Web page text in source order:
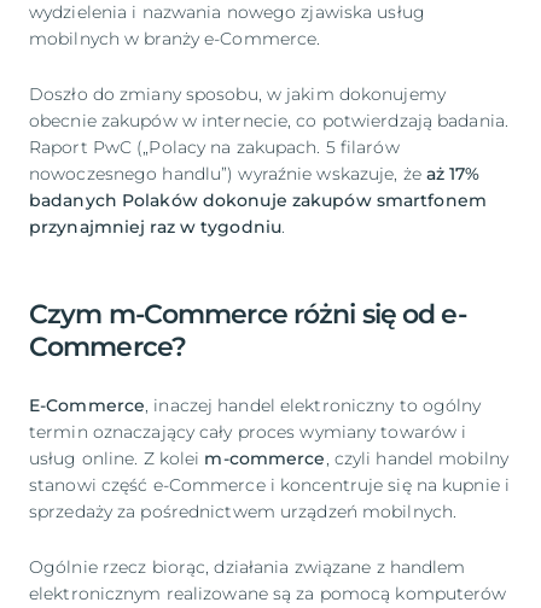
wydzielenia i nazwania nowego zjawiska usług
mobilnych w branży e-Commerce.
Doszło do zmiany sposobu, w jakim dokonujemy
obecnie zakupów w internecie, co potwierdzają badania.
Raport PwC („Polacy na zakupach. 5 filarów
nowoczesnego handlu”) wyraźnie wskazuje, że aż 17%
badanych Polaków dokonuje zakupów smartfonem
przynajmniej raz w tygodniu.
Czym m-Commerce różni się od e-
Commerce?
E-Commerce, inaczej handel elektroniczny to ogólny
termin oznaczający cały proces wymiany towarów i
usług online. Z kolei m-commerce, czyli handel mobilny
stanowi część e-Commerce i koncentruje się na kupnie i
sprzedaży za pośrednictwem urządzeń mobilnych.
Ogólnie rzecz biorąc, działania związane z handlem
elektronicznym realizowane są za pomocą komputerów